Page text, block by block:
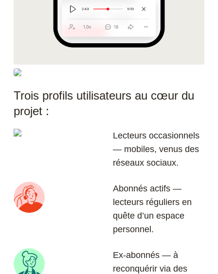
Trois profils utilisateurs au cœur du
projet :
Lecteurs occasionnels
— mobiles, venus des
réseaux sociaux.
Abonnés actifs —
lecteurs réguliers en
quête d’un espace
personnel.
Ex-abonnés — à
reconquérir via des